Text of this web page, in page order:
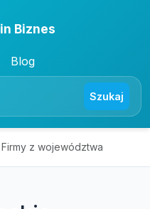
Biznes
Blog
Szukaj
Firmy z województwa